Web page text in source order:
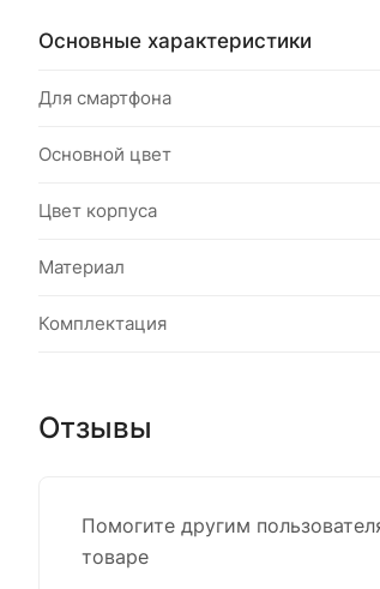
Основные характеристики
Для смартфона
Основной цвет
Цвет корпуса
Материал
Комплектация
Отзывы
Помогите другим
товаре